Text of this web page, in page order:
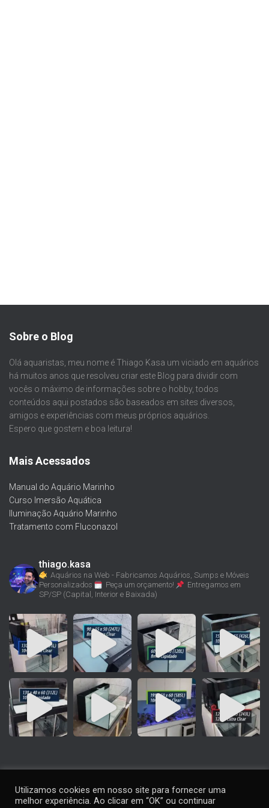
Sobre o Blog
Olá aquaristas, meu nome é Thiago Kasa um viciado em aquários
há muitos anos que resolveu criar este Blog para dividir com
vocês o máximo de informações sobre o hobby, todos
conteúdos aqui postados são baseados em sites diversos,
amigos e experiências com meus próprios aquários.
Espero que gostem e boa leitura!
Mais Acessados
Manual do Aquário Marinho
Curso Imersão Aquática
Iluminação Aquário Marinho
Tratamento com Fluconazol
thiago.kasa
Aquários na Web - Fabricamos Aquários, Sumps e Móveis
Personalizados
Peça um orçamento!
Entregamos em
SP/SP (Capital, Interior e Baixada)
Utilizamos cookies em nosso site para fornecer uma
melhor experiência. Ao clicar em “OK” ou continuar